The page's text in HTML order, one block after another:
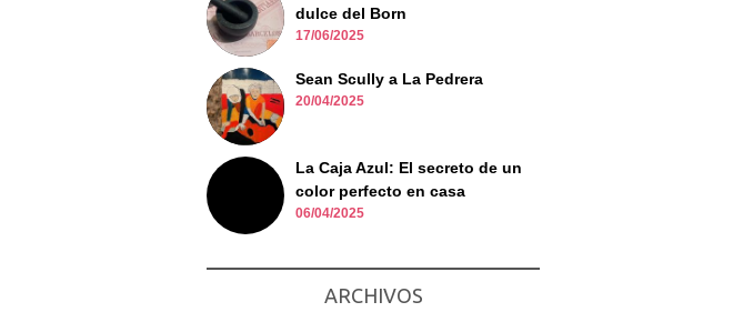
dulce del Born
17/06/2025
Sean Scully a La Pedrera
20/04/2025
La Caja Azul: El secreto de un
color perfecto en casa
06/04/2025
ARCHIVOS